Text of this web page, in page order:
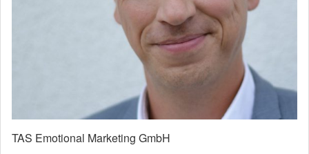
TAS Emotional Marketing GmbH